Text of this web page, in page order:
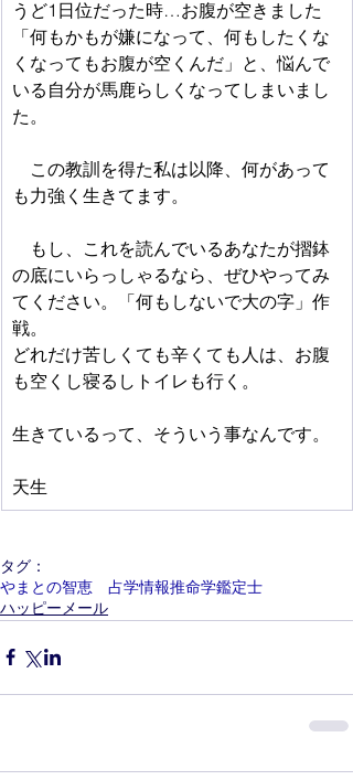
うど1日位だった時…お腹が空きました
「何もかもが嫌になって、何もしたくな
くなってもお腹が空くんだ」と、悩んで
いる自分が馬鹿らしくなってしまいまし
た。
この教訓を得た私は以降、何があって
も力強く生きてます。
もし、これを読んでいるあなたが摺鉢
の底にいらっしゃるなら、ぜひやってみ
てください。「何もしないで大の字」作
戦。
どれだけ苦しくても辛くても人は、お腹
も空くし寝るしトイレも行く。
生きているって、そういう事なんです。
天生
タグ：
やまとの智恵 占学情報推命学鑑定士
ハッピーメール